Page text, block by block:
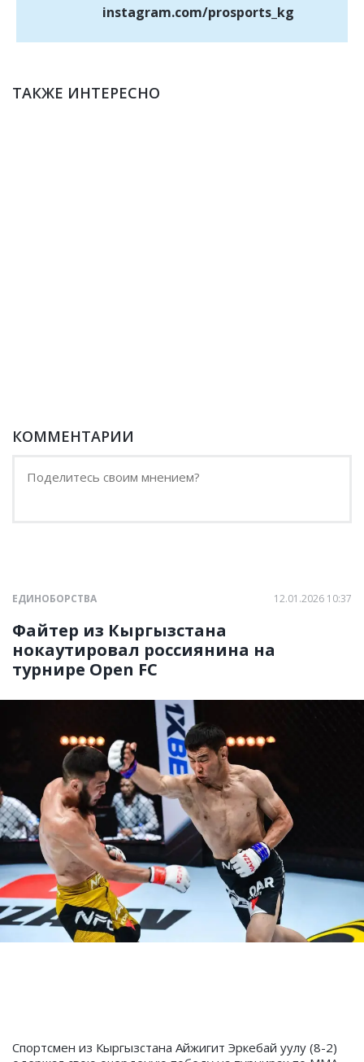
instagram.com/prosports_kg
ТАКЖЕ ИНТЕРЕСНО
КОММЕНТАРИИ
ЕДИНОБОРСТВА 12.01.2026 10:37
Файтер из Кыргызстана
нокаутировал россиянина на
турнире Open FC
Спортсмен из Кыргызстана Айжигит Эркебай уулу (8-2)